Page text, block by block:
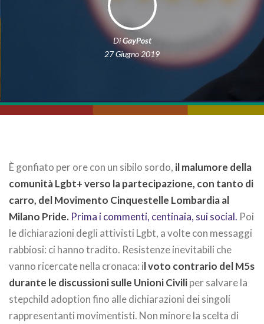
DiGayPost
27 Giugno 2019
È gonfiato per ore con un sibilo sordo, il malumore della
comunità Lgbt+ verso la partecipazione, con tanto di
carro, del Movimento Cinquestelle Lombardia al
Milano Pride. Prima i commenti, centinaia, sui social. Poi
le dichiarazioni degli attivisti Lgbt, a volte con messaggi
rabbiosi: ci hanno tradito. Resistenze inevitabili che
vanno ricercate nella cronaca: il voto contrario del M5s
durante le discussioni sulle Unioni Civiliper salvare la
stepchild adoption fino alle dichiarazioni dei singoli
rappresentanti movimentisti. Non minore la scelta di